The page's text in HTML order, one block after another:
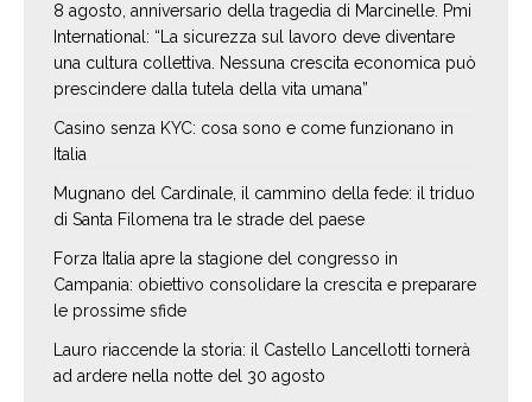
8 agosto, anniversario della tragedia di Marcinelle. Pmi
International: “La sicurezza sul lavoro deve diventare
una cultura collettiva. Nessuna crescita economica può
prescindere dalla tutela della vita umana”
Casino senza KYC: cosa sono e come funzionano in
Italia
Mugnano del Cardinale, il cammino della fede: il triduo
di Santa Filomena tra le strade del paese
Forza Italia apre la stagione del congresso in
Campania: obiettivo consolidare la crescita e preparare
le prossime sfide
Lauro riaccende la storia: il Castello Lancellotti tornerà
ad ardere nella notte del 30 agosto